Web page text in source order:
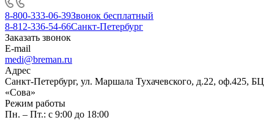
8-800-333-06-39Звонок бесплатный
8-812-336-54-66Санкт-Петербург
Заказать звонок
E-mail
medi@breman.ru
Адрес
Санкт-Петербург, ул. Маршала Тухачевского, д.22, оф.425, БЦ
«Сова»
Режим работы
Пн. – Пт.: с 9:00 до 18:00